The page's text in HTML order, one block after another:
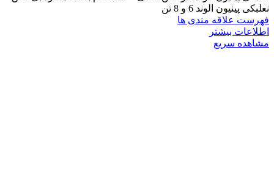
نعلبکی پینیون الوند 6 و 8 تن
فهرست علاقه مندی ها
اطلاعات بیشتر
مشاهده سریع